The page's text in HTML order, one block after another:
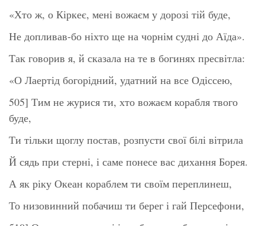
«Хто ж, о Кіркеє, мені вожаєм у дорозі тій буде,
Не допливав-бо ніхто ще на чорнім судні до Аїда».
Так говорив я, й сказала на те в богинях пресвітла:
«О Лаертід богорідний, удатний на все Одіссею,
505] Тим не журися ти, хто вожаєм корабля твого
буде,
Ти тільки щоглу постав, розпусти свої білі вітрила
Й сядь при стерні, і саме понесе вас дихання Борея.
А як ріку Океан кораблем ти своїм переплинеш,
То низовинний побачиш ти берег і гай Персефони,